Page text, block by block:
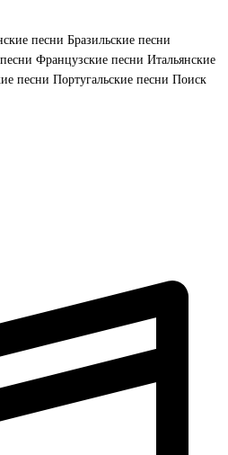
песни Бразильские песни
Французские песни Итальянские
песни Португальские песни Поиск